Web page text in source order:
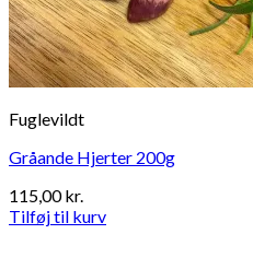
Fuglevildt
Gråande Hjerter 200g
115,00kr.
Tilføj til kurv